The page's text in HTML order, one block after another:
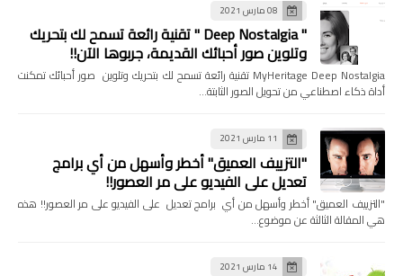
08 مارس 2021
" Deep Nostalgia " تقنية رائعة تسمح لك بتحريك
وتلوين صور أحبائك القديمة، جربوها الآن!!
MyHeritage Deep Nostalgia تقنية رائعة تسمح لك بتحريك وتلوين صور أحبائك تمكنت
أداة ذكاء اصطناعي من تحويل الصور الثابتة…
11 مارس 2021
"التزييف العميق" أخطر وأسهل من أي برامج
تعديل على الفيديو على مر العصور!!
"التزييف العميق" أخطر وأسهل من أي برامج تعديل على الفيديو على مر العصور!! هذه
هي المقالة الثالثة عن موضوع…
14 مارس 2021